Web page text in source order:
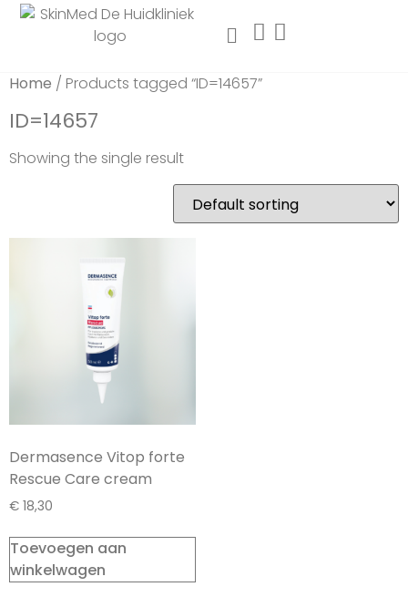
Home / Products tagged “ID=14657”
ID=14657
Showing the single result
Dermasence Vitop forte
Rescue Care cream
€ 18,30
Toevoegen aan
winkelwagen